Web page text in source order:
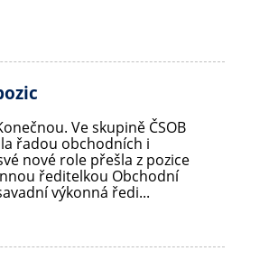
Ve skupině ČSOB
řadou obchodních i
nové role přešla z pozice
ředitelkou Obchodní
výkonná ředi...